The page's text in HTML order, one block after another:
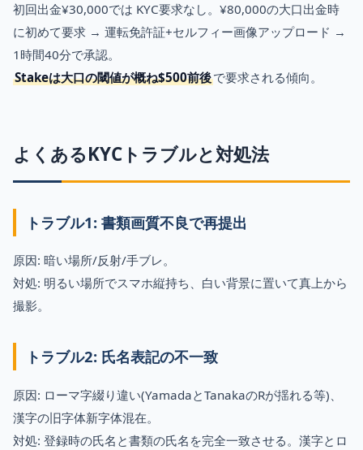
初回出金¥30,000では KYC要求なし。¥80,000の大口出金時
に初めて要求 → 運転免許証+セルフィー画像アップロード →
1時間40分で承認。
Stakeは大口の閾値が概ね$500前後で要求される傾向。
よくあるKYCトラブルと対処法
トラブル1: 書類画質不良で再提出
原因: 暗い場所/反射/手ブレ。
対処: 明るい場所でスマホ縦持ち、白い背景に置いて真上から
撮影。
トラブル2: 氏名表記の不一致
原因: ローマ字綴り違い(YamadaとTanakaのRが揺れる等)、
漢字の旧字体新字体混在。
対処: 登録時の氏名と書類の氏名を完全一致させる。漢字とロ